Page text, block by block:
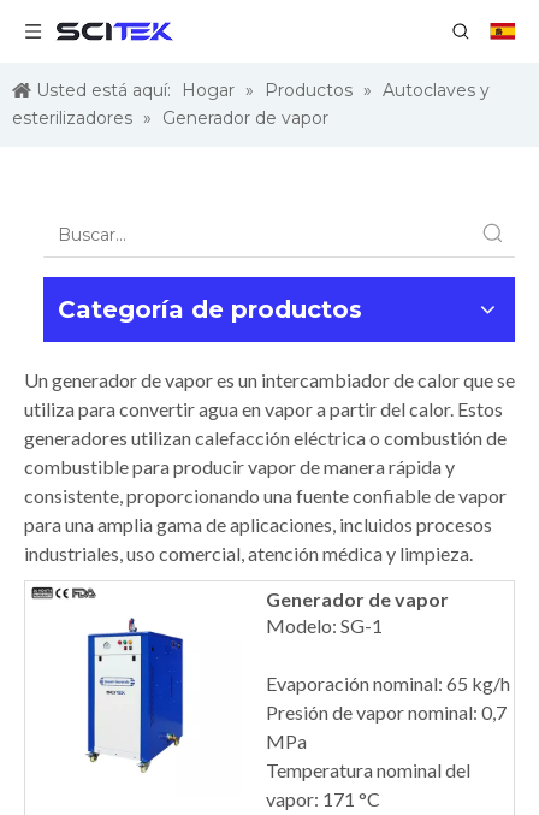
Usted está aquí: Hogar » Productos » Autoclaves y
esterilizadores » Generador de vapor
Categoría de productos
Un generador de vapor es un intercambiador de calor que se
utiliza para convertir agua en vapor a partir del calor. Estos
generadores utilizan calefacción eléctrica o combustión de
combustible para producir vapor de manera rápida y
consistente, proporcionando una fuente confiable de vapor
para una amplia gama de aplicaciones, incluidos procesos
industriales, uso comercial, atención médica y limpieza.
Generador de vapor
Modelo: SG-1
Evaporación nominal: 65 kg/h
Presión de vapor nominal: 0,7
MPa
Temperatura nominal del
vapor: 171 °C